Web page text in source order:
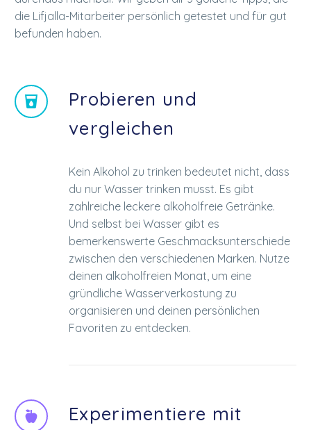
die Lifjalla-Mitarbeiter persönlich getestet und für gut
befunden haben.


Probieren und
vergleichen
Kein Alkohol zu trinken bedeutet nicht, dass
du nur Wasser trinken musst. Es gibt
zahlreiche leckere alkoholfreie Getränke.
Und selbst bei Wasser gibt es
bemerkenswerte Geschmacksunterschiede
zwischen den verschiedenen Marken. Nutze
deinen alkoholfreien Monat, um eine
gründliche Wasserverkostung zu
organisieren und deinen persönlichen
Favoriten zu entdecken.


Experimentiere mit